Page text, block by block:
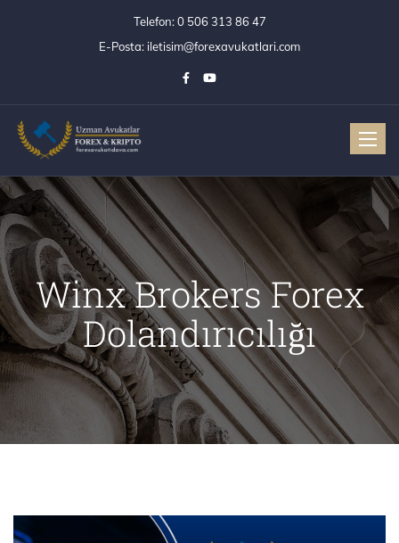
Telefon:0 506 313 86 47
E-Posta: iletisim@forexavukatlari.com
Winx Brokers Forex
Dolandırıcılığı